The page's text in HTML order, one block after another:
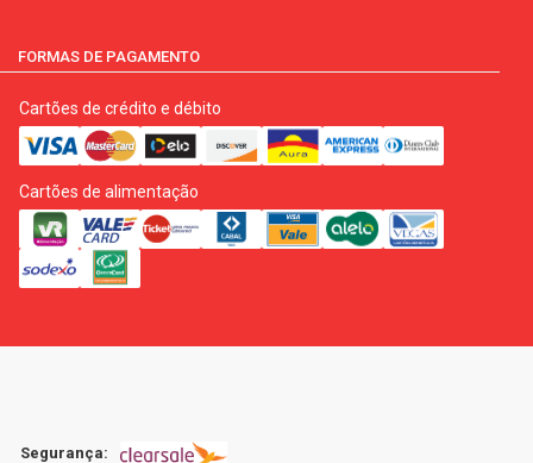
FORMAS DE PAGAMENTO
Cartões de crédito e débito
Cartões de alimentação
Segurança: